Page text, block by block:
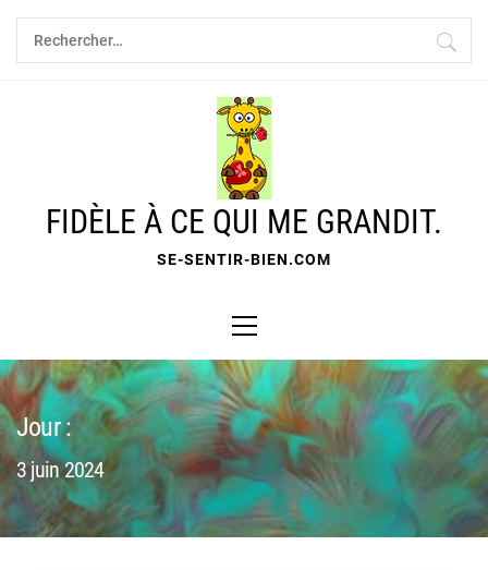
Skip
content
Rechercher :
FIDÈLE À CE QUI ME GRANDIT.
SE-SENTIR-BIEN.COM
Menu
Jour :
3 juin 2024